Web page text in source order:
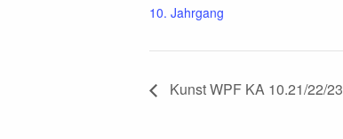
10. Jahrgang
Kunst WPF KA 10.21/22/23